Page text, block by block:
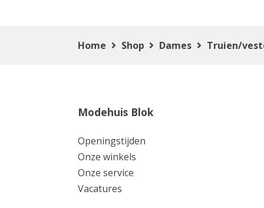
Home Shop Dames Truien/
Modehuis Blok
Openingstijden
Onze winkels
Onze service
Vacatures